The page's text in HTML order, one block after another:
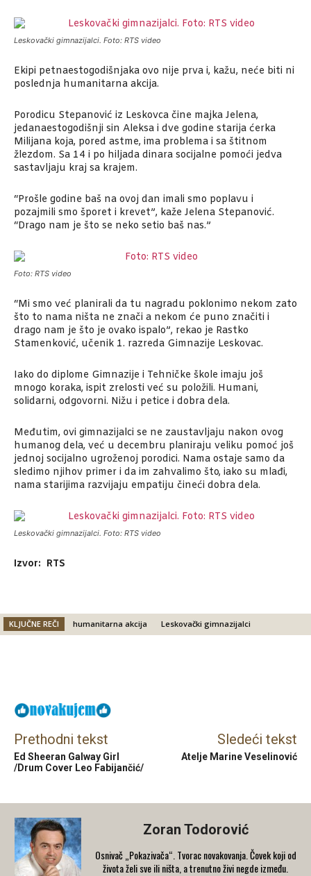
Leskovački gimnazijalci. Foto: RTS video
Ekipi petnaestogodišnjaka ovo nije prva i, kažu, neće biti ni
poslednja humanitarna akcija.
Porodicu Stepanović iz Leskovca čine majka Jelena,
jedanaestogodišnji sin Aleksa i dve godine starija ćerka
Milijana koja, pored astme, ima problema i sa štitnom
žlezdom. Sa 14 i po hiljada dinara socijalne pomoći jedva
sastavljaju kraj sa krajem.
“Prošle godine baš na ovoj dan imali smo poplavu i
pozajmili smo šporet i krevet”, kaže Jelena Stepanović.
“Drago nam je što se neko setio baš nas.”
Foto: RTS video
“Mi smo već planirali da tu nagradu poklonimo nekom zato
što to nama ništa ne znači a nekom će puno značiti i
drago nam je što je ovako ispalo”, rekao je Rastko
Stamenković, učenik 1. razreda Gimnazije Leskovac.
Iako do diplome Gimnazije i Tehničke škole imaju još
mnogo koraka, ispit zrelosti već su položili. Humani,
solidarni, odgovorni. Nižu i petice i dobra dela.
Međutim, ovi gimnazijalci se ne zaustavljaju nakon ovog
humanog dela, već u decembru planiraju veliku pomoć još
jednoj socijalno ugroženoj porodici. Nama ostaje samo da
sledimo njihov primer i da im zahvalimo što, iako su mlađi,
nama starijima razvijaju empatiju čineći dobra dela.
Leskovački gimnazijalci. Foto: RTS video
Izvor: RTS
KLJUČNE REČI humanitarna akcija Leskovački gimnazijalci
Prethodni tekst
Ed Sheeran Galway Girl
/Drum Cover Leo Fabijančić/
Sledeći tekst
Atelje Marine Veselinović
Zoran Todorović
Osnivač „Pokazivača“. Tvorac novakovanja. Čovek koji od
života želi sve ili ništa, a trenutno živi negde između.